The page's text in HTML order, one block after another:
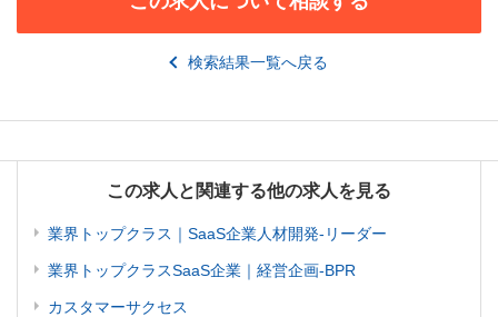
検索結果一覧へ戻る
この求人と関連する他の求人を見る
業界トップクラス｜SaaS企業人材開発-リーダー
業界トップクラスSaaS企業｜経営企画-BPR
カスタマーサクセス